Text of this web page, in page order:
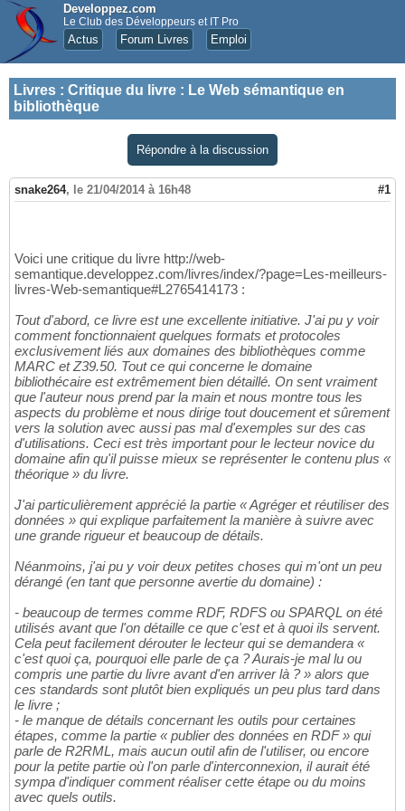
Developpez.com
Le Club des Développeurs et IT Pro
Actus Forum Livres Emploi
Livres : Critique du livre : Le Web sémantique en
bibliothèque
Répondre à la discussion
snake264, le 21/04/2014 à 16h48 #1
Voici une critique du livre http://web-
semantique.developpez.com/livres/index/?page=Les-meilleurs-
livres-Web-semantique#L2765414173 :
Tout d'abord, ce livre est une excellente initiative. J'ai pu y voir
comment fonctionnaient quelques formats et protocoles
exclusivement liés aux domaines des bibliothèques comme
MARC et Z39.50. Tout ce qui concerne le domaine
bibliothécaire est extrêmement bien détaillé. On sent vraiment
que l'auteur nous prend par la main et nous montre tous les
aspects du problème et nous dirige tout doucement et sûrement
vers la solution avec aussi pas mal d'exemples sur des cas
d'utilisations. Ceci est très important pour le lecteur novice du
domaine afin qu'il puisse mieux se représenter le contenu plus «
théorique » du livre.
J'ai particulièrement apprécié la partie « Agréger et réutiliser des
données » qui explique parfaitement la manière à suivre avec
une grande rigueur et beaucoup de détails.
Néanmoins, j'ai pu y voir deux petites choses qui m'ont un peu
dérangé (en tant que personne avertie du domaine) :
- beaucoup de termes comme RDF, RDFS ou SPARQL on été
utilisés avant que l'on détaille ce que c'est et à quoi ils servent.
Cela peut facilement dérouter le lecteur qui se demandera «
c'est quoi ça, pourquoi elle parle de ça ? Aurais-je mal lu ou
compris une partie du livre avant d'en arriver là ? » alors que
ces standards sont plutôt bien expliqués un peu plus tard dans
le livre ;
- le manque de détails concernant les outils pour certaines
étapes, comme la partie « publier des données en RDF » qui
parle de R2RML, mais aucun outil afin de l'utiliser, ou encore
pour la petite partie où l'on parle d'interconnexion, il aurait été
sympa d'indiquer comment réaliser cette étape ou du moins
avec quels outils.